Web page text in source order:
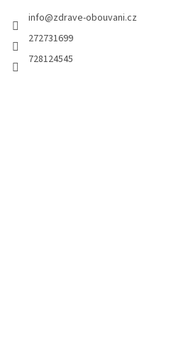
info@zdrave-obouvani.cz
272731699
728124545